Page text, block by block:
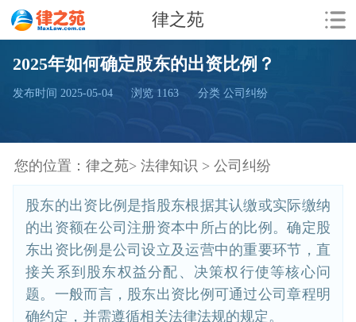
律之苑
2025年如何确定股东的出资比例？
发布时间 2025-05-04 浏览 1163 分类 公司纠纷
您的位置： 律之苑> 法律知识 > 公司纠纷
股东的出资比例是指股东根据其认缴或实际缴纳
的出资额在公司注册资本中所占的比例。确定股
东出资比例是公司设立及运营中的重要环节，直
接关系到股东权益分配、决策权行使等核心问
题。一般而言，股东出资比例可通过公司章程明
确约定，并需遵循相关法律法规的规定。